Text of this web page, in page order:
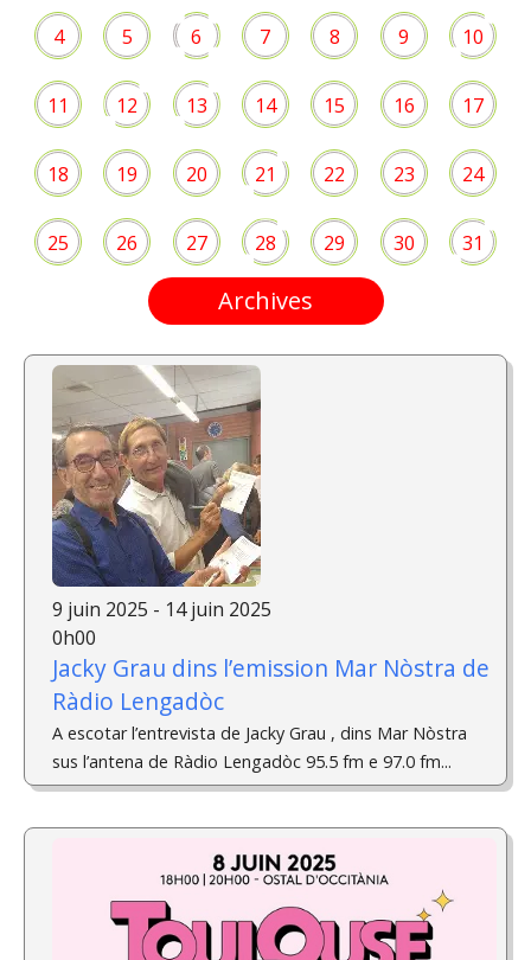
4 5 6 7 8 9 10
11 12 13 14 15 16 17
18 19 20 21 22 23 24
25 26 27 28 29 30 31
Archives
9 juin 2025 - 14 juin 2025
0h00
Jacky Grau dins l’emission Mar Nòstra de
Ràdio Lengadòc
A escotar l’entrevista de Jacky Grau , dins Mar Nòstra
sus l’antena de Ràdio Lengadòc 95.5 fm e 97.0 fm...